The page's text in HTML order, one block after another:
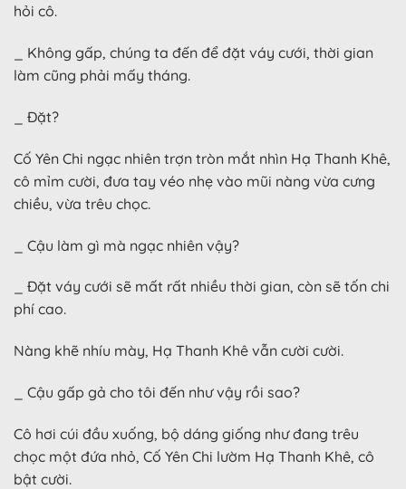
hỏi cô.
_ Không gấp, chúng ta đến để đặt váy cưới, thời gian
làm cũng phải mấy tháng.
_ Đặt?
Cố Yên Chi ngạc nhiên trợn tròn mắt nhìn Hạ Thanh Khê,
cô mỉm cười, đưa tay véo nhẹ vào mũi nàng vừa cưng
chiều, vừa trêu chọc.
_ Cậu làm gì mà ngạc nhiên vậy?
_ Đặt váy cưới sẽ mất rất nhiều thời gian, còn sẽ tốn chi
phí cao.
Nàng khẽ nhíu mày, Hạ Thanh Khê vẫn cười cười.
_ Cậu gấp gả cho tôi đến như vậy rồi sao?
Cô hơi cúi đầu xuống, bộ dáng giống như đang trêu
chọc một đứa nhỏ, Cố Yên Chi lườm Hạ Thanh Khê, cô
bật cười.